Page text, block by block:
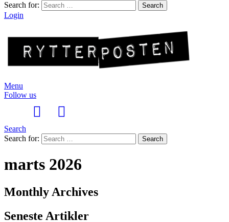
Search for:
Search
Login
Menu
Follow us
Search
Search for:
Search
marts 2026
Monthly Archives
Seneste Artikler